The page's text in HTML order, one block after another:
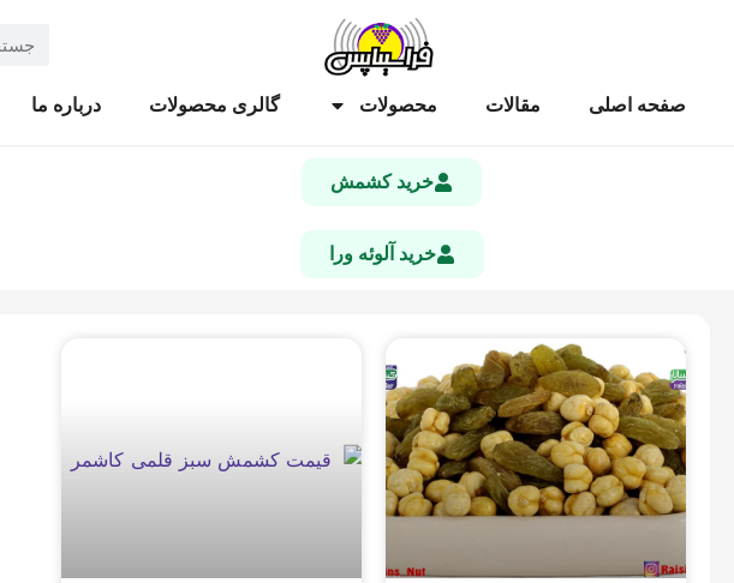
صفحه اصلی مقالات محصولات گالری محصولات درباره ما
خرید کشمش
خرید آلوئه ورا